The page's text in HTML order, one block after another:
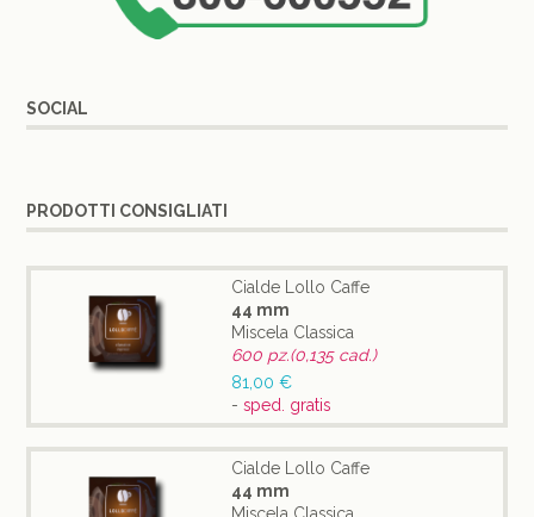
SOCIAL
PRODOTTI CONSIGLIATI
Cialde Lollo Caffe
44 mm
Miscela Classica
600 pz.(0,135 cad.)
81,00 €
- sped. gratis
Cialde Lollo Caffe
44 mm
Miscela Classica